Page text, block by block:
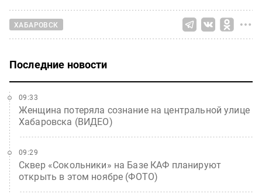
ХАБАРОВСК
Последние новости
Женщина потеряла сознание на центральной улице
Хабаровска (ВИДЕО)
09:33
Сквер «Сокольники» на Базе КАФ планируют
открыть в этом ноябре (ФОТО)
09:29